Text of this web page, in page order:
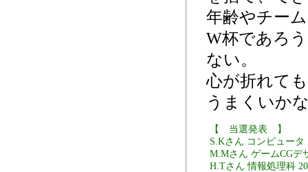
年齢やチー
W杯であろ
ない。
心が折れて
うまくいか
【 当選発表 】
S.Kさん コンピュー
M.Mさん ゲームCGデ
H.Tさん 情報処理科